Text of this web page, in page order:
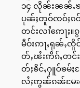
၁၄ လိုၼ်းၼၼ်ႉ
ပုၼ်ႈတူဝ်ၸဝ်ႈၵဝ်
တင်းလၢႆဢေႃႈ။
မဵဝ်းဢႃႇရုၼ်ႇ
တ်ႇၽႆးဢိၵ်ႇတင်
တ်ႈၶိင်ႇႁူဝ်ၶမ်
လႆႈဢွၼ်ၵၼ်မႄး